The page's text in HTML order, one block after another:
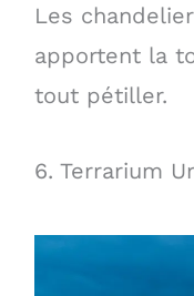
Les
apportent la
tout pétiller.
6. Terrarium